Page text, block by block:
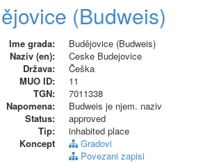
(Budweis)
Ime grada:
Budějovice (Budweis)
Naziv (en):
Ceske Budejovice
Država:
Češka
MUO ID:
11
TGN:
7011338
Napomena:
Budweis je njem. naziv
Status:
approved
Tip:
inhabited place
Koncept
Gradovi
Povezani zapisi